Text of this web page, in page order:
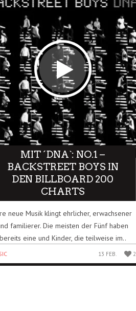
MIT ´DNA`: NO.1 –
BACKSTREET BOYS IN
DEN BILLBOARD 200
CHARTS
neue Musik klingt ehrlicher, erwachsener
familierer. Die meisten der Fünf haben
bereits eine und Kinder, die teilweise im..
13 FEB. 2